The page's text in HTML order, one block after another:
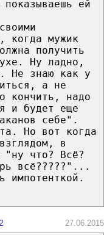
ей
когда мужик
получить
Ну ладно,
Не знаю как у
а не
кончить, надо
и будет еще
себе".
Но вот когда
в
"ну что? Всё?
всё?????"...
импотенткой.
27.06.2015